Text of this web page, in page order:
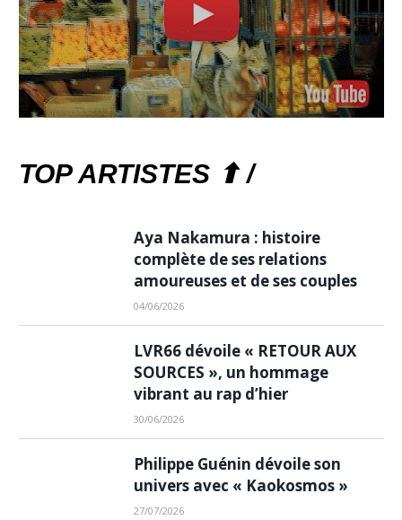
TOP ARTISTES ⬆ /
Aya Nakamura : histoire
complète de ses relations
amoureuses et de ses couples
04/06/2026
LVR66 dévoile « RETOUR AUX
SOURCES », un hommage
vibrant au rap d’hier
30/06/2026
Philippe Guénin dévoile son
univers avec « Kaokosmos »
27/07/2026